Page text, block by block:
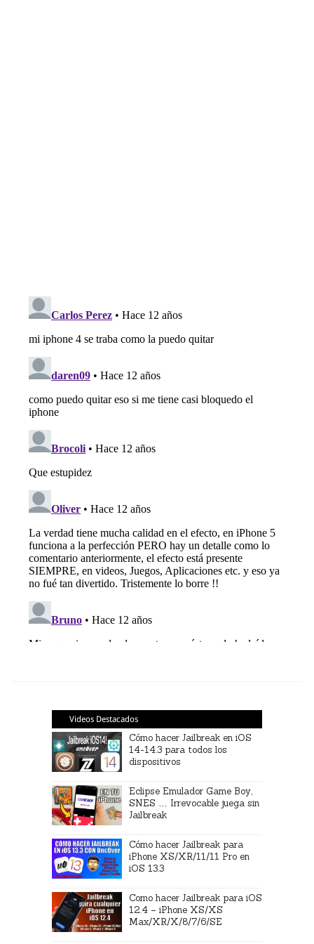
Videos Destacados
Cómo hacer Jailbreak en iOS
14-14.3 para todos los
dispositivos
Eclipse Emulador Game Boy,
SNES … Irrevocable juega sin
Jailbreak
Cómo hacer Jailbreak para
iPhone XS/XR/11/11 Pro en
iOS 13.3
Como hacer Jailbreak para iOS
12.4 – iPhone XS/XS
Max/XR/X/8/7/6/SE